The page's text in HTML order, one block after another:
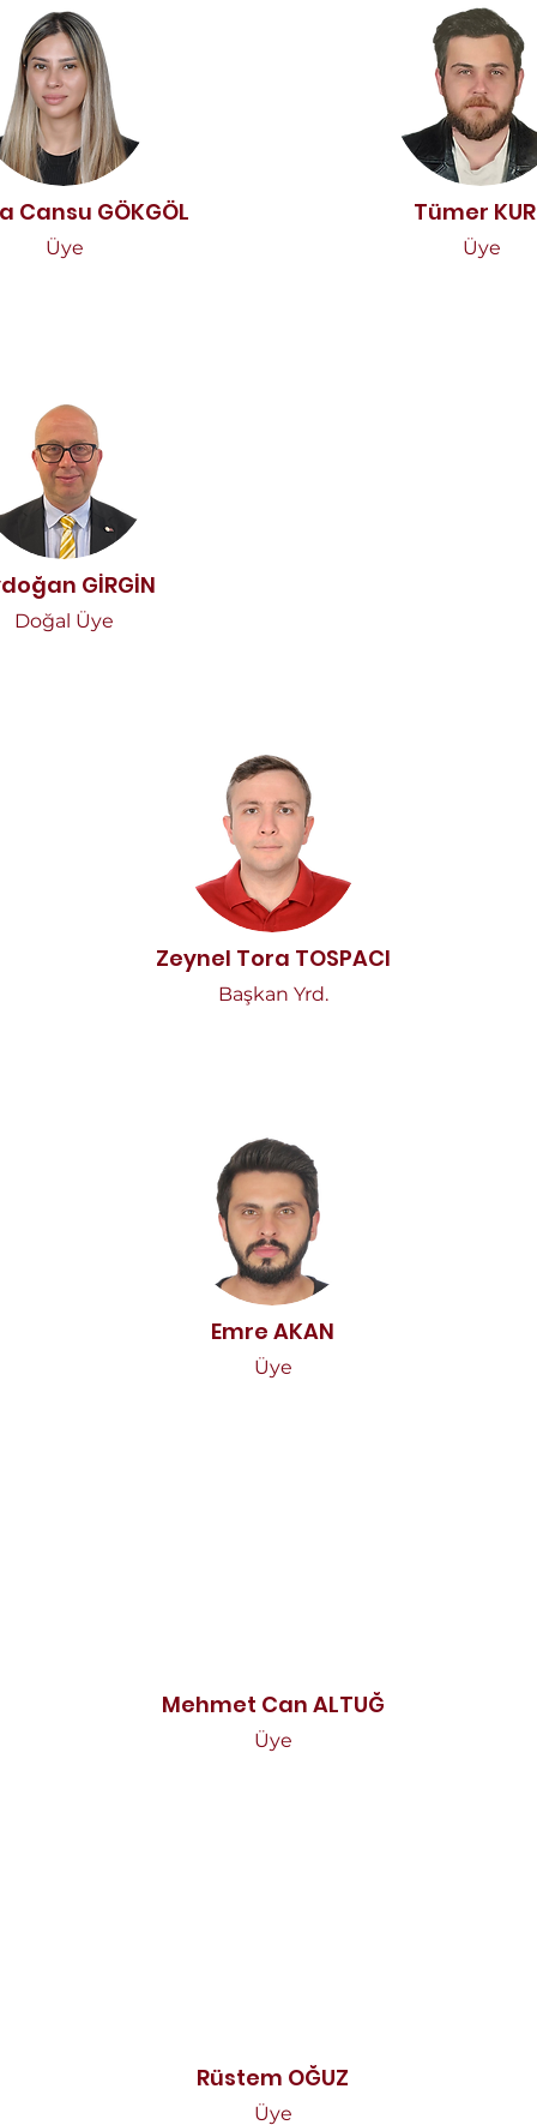
Cansu GÖKGÖL
Üye
GİRGİN
Doğal Üye
Tümer
Üye
Zeynel Tora TOSPACI
Başkan Yrd.
Emre AKAN
Üye
Mehmet Can ALTUĞ
Üye
Rüstem OĞUZ
Üye